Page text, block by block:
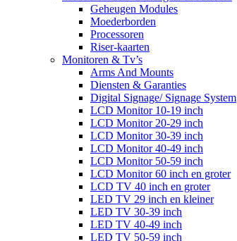
Geheugen Modules
Moederborden
Processoren
Riser-kaarten
Monitoren & Tv’s
Arms And Mounts
Diensten & Garanties
Digital Signage/ Signage System
LCD Monitor 10-19 inch
LCD Monitor 20-29 inch
LCD Monitor 30-39 inch
LCD Monitor 40-49 inch
LCD Monitor 50-59 inch
LCD Monitor 60 inch en groter
LCD TV 40 inch en groter
LED TV 29 inch en kleiner
LED TV 30-39 inch
LED TV 40-49 inch
LED TV 50-59 inch